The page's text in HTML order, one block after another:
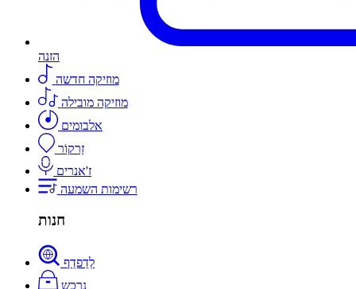
הזנה
מוזיקה חדשה
מוזיקה מובילה
אלבומים
זַרקוֹר
ז'אנרים
רשימות השמעה
חנות
לְדַפדֵף
נרכש